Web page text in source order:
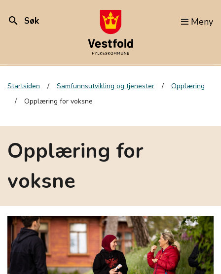
search Søk Meny
Startsiden Samfunnsutvikling og tjenester
Opplæring
Opplæring for voksne
Opplæring for
voksne